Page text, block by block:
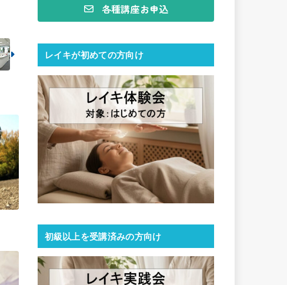
各種講座お申込
レイキが初めての方向け
初級以上を受講済みの方向け